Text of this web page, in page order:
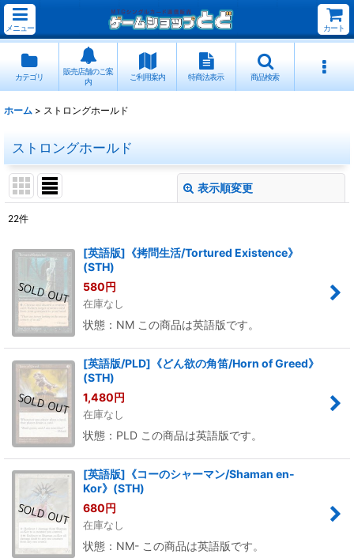
メニュー カート
カテゴリ
販売店舗のご案
内
ご利用案内 特商法表示 商品検索
ホーム > ストロングホールド
ストロングホールド
表示順変更
並び順
絞り込む
22件
[英語版]《拷問生活/Tortured Existence》
(STH)
580円
在庫なし
状態：NM この商品は英語版です。
[英語版/PLD]《どん欲の角笛/Horn of Greed》
(STH)
1,480円
在庫なし
状態：PLD この商品は英語版です。
[英語版]《コーのシャーマン/Shaman en-
Kor》(STH)
680円
在庫なし
状態：NM- この商品は英語版です。